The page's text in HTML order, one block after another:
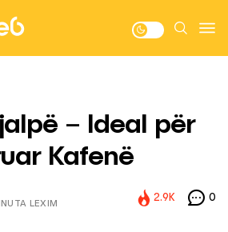
– Ideal për
Kafenë
LEXIM
2.9K 0